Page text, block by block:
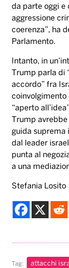
da parte oggi e
aggressione
coerenza”, ha
Parlamento.
Intanto, in
Trump parla di
accordo” fra
coinvolgimento
“aperto
Trump
guida suprema
dal leader
punta al
a una
Stefania Losito
Tag: attacchi